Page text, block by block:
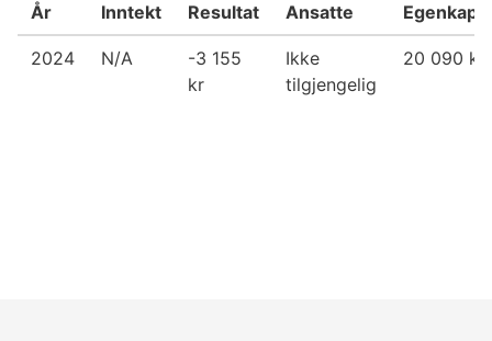
År Inntekt Resultat Ansatte
2024 N/A
-3 155
kr
Ikke
tilgjengelig
20 090 kr